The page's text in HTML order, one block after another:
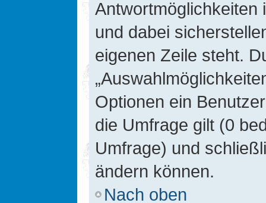
Antwortmöglichkeiten
und dabei
eigenen Zeile steht.
Optionen ein
die Umfrage gilt (0
Umfrage) und
ändern können.
Nach oben